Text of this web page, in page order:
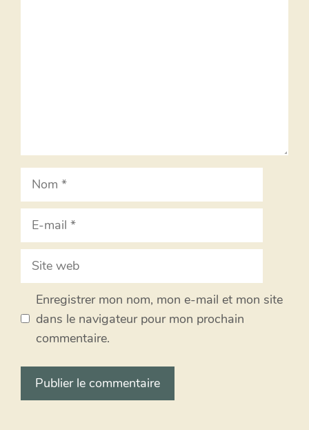
Nom
Site
Enregistrer mon nom, mon e-mail et mon site
dans le navigateur pour mon prochain
commentaire.